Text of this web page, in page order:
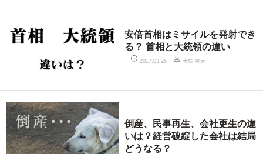
安倍首相はミサイルを発射でき
る？ 首相と大統領の違い
2017.03.25 大窪 有太
倒産、民事再生、会社更生の違
いは？経営破綻した会社は結局
どうなる？